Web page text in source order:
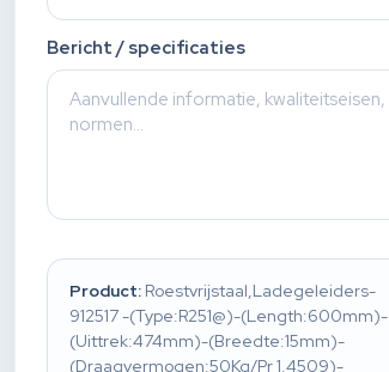
Bericht / specificaties
Product: Roestvrijstaal,Ladegeleiders-
912517 -(Type:R251@)-(Length:600mm)-
(Uittrek:474mm)-(Breedte:15mm)-
(Draagvermogen:50Kg/Pr 1.4509)-